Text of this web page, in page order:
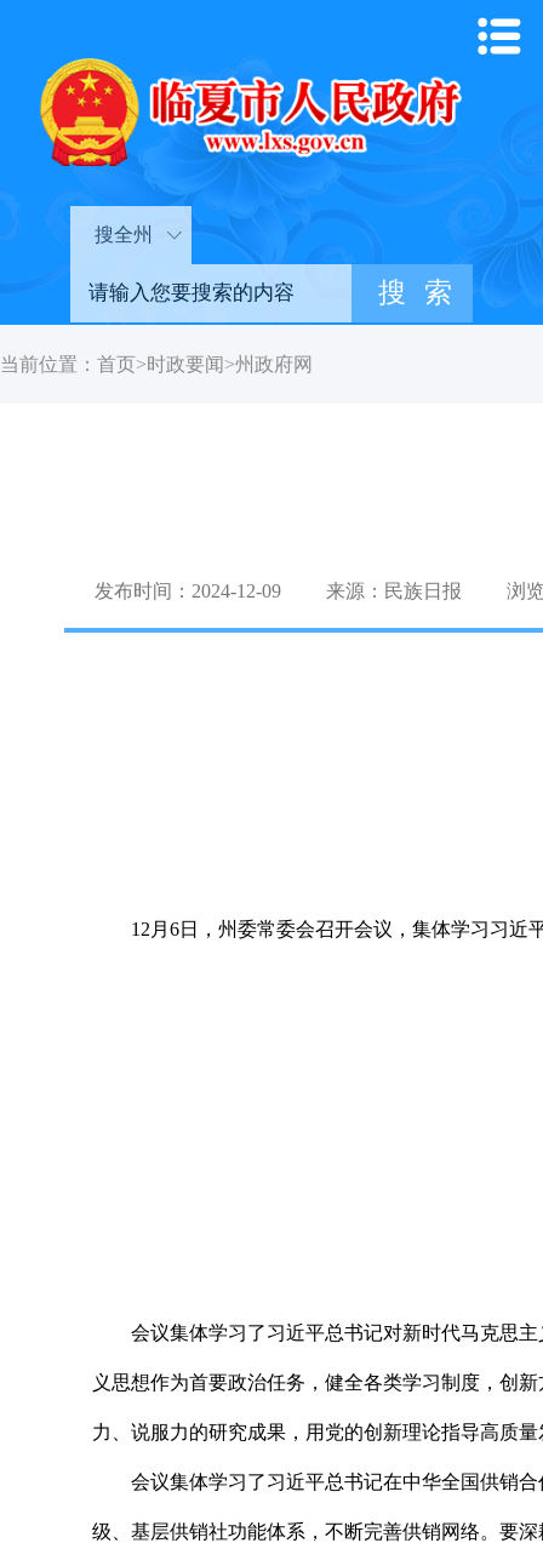
搜全州
当前位置： 首页>时政要闻 >州政府网
发布时间：2024-12-09 来源：民族日报 浏
12月6日，州委常委会召开会议，集体学习习
会议集体学习了习近平总书记对新时代马克思
义思想作为首要政治任务，健全各类学习制度，创
力、说服力的研究成果，用党的创新理论指导高质
会议集体学习了习近平总书记在中华全国供销
级、基层供销社功能体系，不断完善供销网络。要